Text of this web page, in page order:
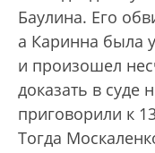
Баулина. Его
а Каринна была
и произошел
доказать в суде
приговорили к
Тогда